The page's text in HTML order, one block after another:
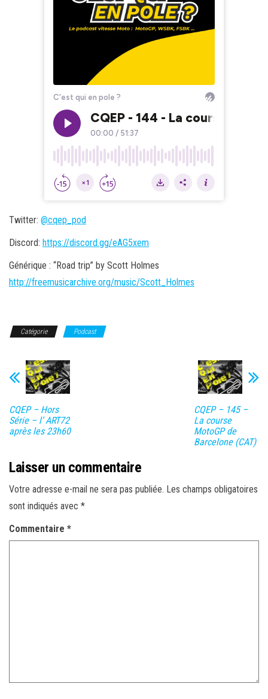
Twitter: @cqep_pod
Discord: https://discord.gg/eAG5xem
Générique : “Road trip” by Scott Holmes
http://freemusicarchive.org/music/Scott_Holmes
Catégorie Podcast
CQEP – Hors
Série – l’ ART72
après les 23h60
CQEP – 145 –
La course
MotoGP de
Barcelone (CAT)
Laisser un commentaire
Votre adresse e-mail ne sera pas publiée. Les champs obligatoires
sont indiqués avec *
Commentaire *